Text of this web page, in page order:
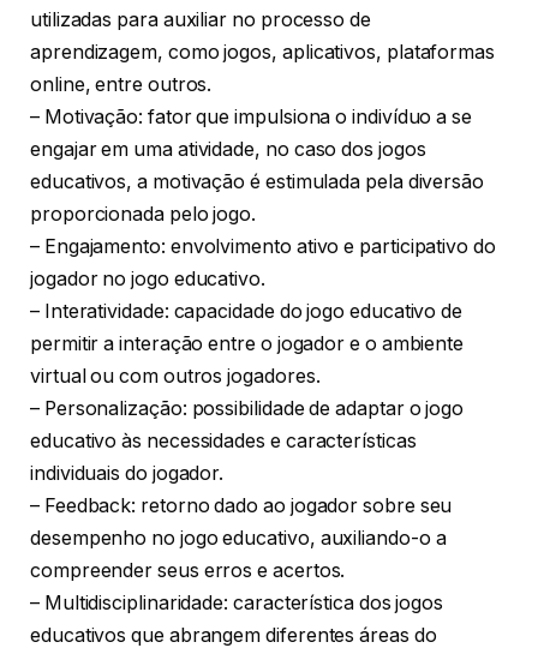
utilizadas para auxiliar no processo de
aprendizagem, como jogos, aplicativos, plataformas
online, entre outros.
– Motivação: fator que impulsiona o indivíduo a se
engajar em uma atividade, no caso dos jogos
educativos, a motivação é estimulada pela diversão
proporcionada pelo jogo.
– Engajamento: envolvimento ativo e participativo do
jogador no jogo educativo.
– Interatividade: capacidade do jogo educativo de
permitir a interação entre o jogador e o ambiente
virtual ou com outros jogadores.
– Personalização: possibilidade de adaptar o jogo
educativo às necessidades e características
individuais do jogador.
– Feedback: retorno dado ao jogador sobre seu
desempenho no jogo educativo, auxiliando-o a
compreender seus erros e acertos.
– Multidisciplinaridade: característica dos jogos
educativos que abrangem diferentes áreas do